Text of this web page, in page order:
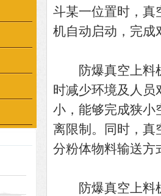
斗某一位置时，真
机自动启动，完成
防爆真空上料机
时减少环境及人员
小，能够完成狭小
离限制。同时，真
分粉体物料输送方
防爆真空上料机